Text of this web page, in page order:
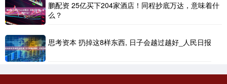
鹏配资 25亿买下204家酒店！同程抄底万达，意味着什
么？
思考资本 扔掉这8样东西, 日子会越过越好_人民日报